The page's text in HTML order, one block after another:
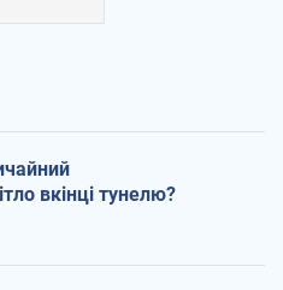
вкінці тунелю?